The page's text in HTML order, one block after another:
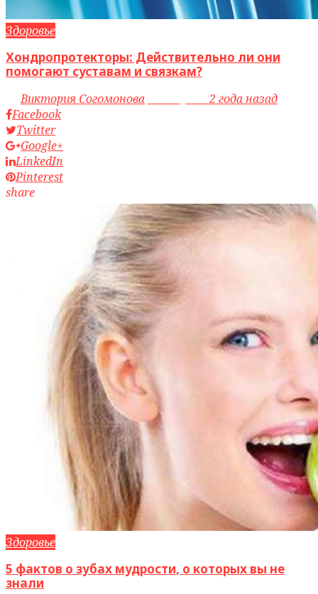
Здоровье
Хондропротекторы: Действительно ли они
помогают суставам и связкам?
byВиктория Согомонова access_time2 года назад
Facebook
Twitter
Google+
LinkedIn
Pinterest
share
Здоровье
5 фактов о зубах мудрости, о которых вы не
знали